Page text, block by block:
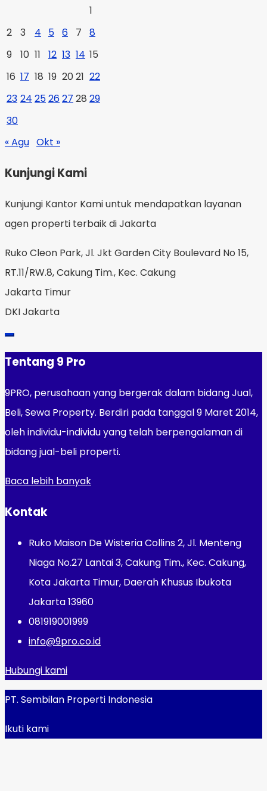
1
2
3 4 5 6 7
8
9
10 11 12 13 14 15
16 17 18 19 20 21 22
23 24 252627 28 29
30
« Agu Okt »
Kunjungi Kami
Kunjungi Kantor Kami untuk mendapatkan layanan
agen properti terbaik di Jakarta
Ruko Cleon Park, Jl. Jkt Garden City Boulevard No 15,
RT.11/RW.8, Cakung Tim., Kec. Cakung
Jakarta Timur
DKI Jakarta
Tentang 9 Pro
9PRO, perusahaan yang bergerak dalam bidang Jual,
Beli, Sewa Property. Berdiri pada tanggal 9 Maret 2014,
oleh individu-individu yang telah berpengalaman di
bidang jual-beli properti.
Baca lebih banyak
Kontak
Ruko Maison De Wisteria Collins 2, Jl. Menteng
Niaga No.27 Lantai 3, Cakung Tim., Kec. Cakung,
Kota Jakarta Timur, Daerah Khusus Ibukota
Jakarta 13960
081919001999
info@9pro.co.id
Hubungi kami
PT. Sembilan Properti Indonesia
Ikuti kami